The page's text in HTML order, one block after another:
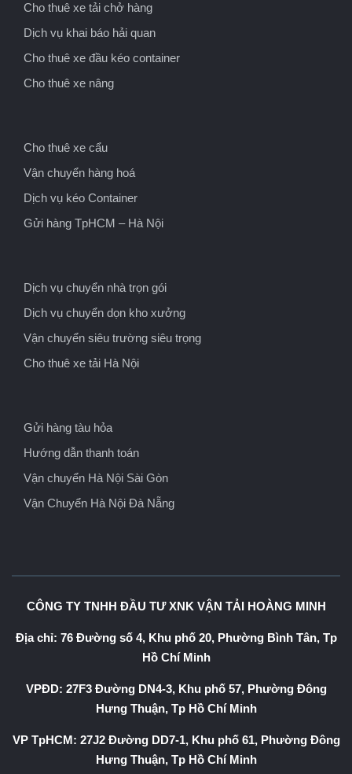
Cho thuê xe tải chở hàng
Dịch vụ khai báo hải quan
Cho thuê xe đầu kéo container
Cho thuê xe nâng
Cho thuê xe cẩu
Vận chuyển hàng hoá
Dịch vụ kéo Container
Gửi hàng TpHCM – Hà Nội
Dịch vụ chuyển nhà trọn gói
Dịch vụ chuyển dọn kho xưởng
Vận chuyển siêu trường siêu trọng
Cho thuê xe tải Hà Nội
Gửi hàng tàu hỏa
Hướng dẫn thanh toán
Vận chuyển Hà Nội Sài Gòn
Vận Chuyển Hà Nội Đà Nẵng
CÔNG TY TNHH ĐẦU TƯ XNK VẬN TẢI HOÀNG MINH
Địa chỉ: 76 Đường số 4, Khu phố 20, Phường Bình Tân, Tp
Hồ Chí Minh
VPĐD: 27F3 Đường DN4-3, Khu phố 57, Phường Đông
Hưng Thuận, Tp Hồ Chí Minh
VP TpHCM: 27J2 Đường DD7-1, Khu phố 61, Phường Đông
Hưng Thuận, Tp Hồ Chí Minh